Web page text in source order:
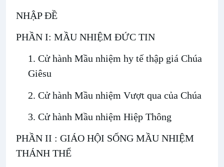
NHẬP ĐỀ
PHẦN I: MẦU NHIỆM ĐỨC TIN
1. Cử hành Mầu nhiệm hy tế thập giá Chúa
Giêsu
2. Cử hành Mầu nhiệm Vượt qua của Chúa
3. Cử hành Mầu nhiệm Hiệp Thông
PHẦN II : GIÁO HỘI SỐNG MẦU NHIỆM
THÁNH THỂ